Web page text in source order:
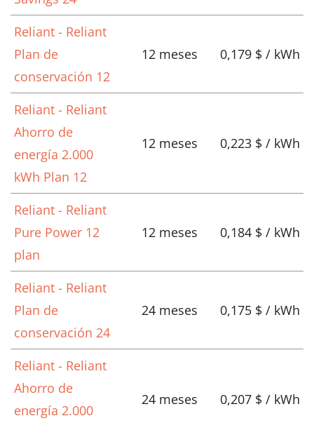
Reliant - Reliant
Plan de
conservación 12
12 meses 0,179 $ / kWh
Reliant - Reliant
Ahorro de
energía 2.000
kWh Plan 12
12 meses 0,223 $ / kWh
Reliant - Reliant
Pure Power 12
plan
12 meses 0,184 $ / kWh
Reliant - Reliant
Plan de
conservación 24
24 meses 0,175 $ / kWh
Reliant - Reliant
Ahorro de
energía 2.000
24 meses 0,207 $ / kWh